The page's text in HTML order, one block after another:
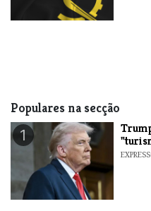
Populares na secção
1